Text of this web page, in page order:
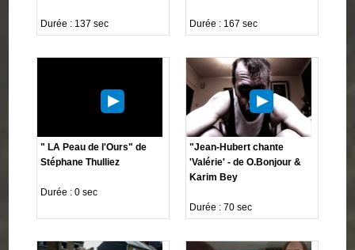
Durée : 137 sec Durée : 167 sec
" LA Peau de l'Ours" de
Stéphane Thulliez
Durée : 0 sec
"Jean-Hubert chante
'Valérie' - de O.Bonjour &
Karim Bey
Durée : 70 sec